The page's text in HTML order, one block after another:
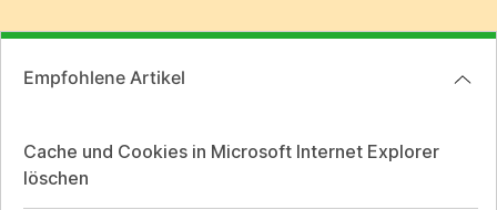
Empfohlene Artikel
Cache und Cookies in Microsoft Internet Explorer
löschen